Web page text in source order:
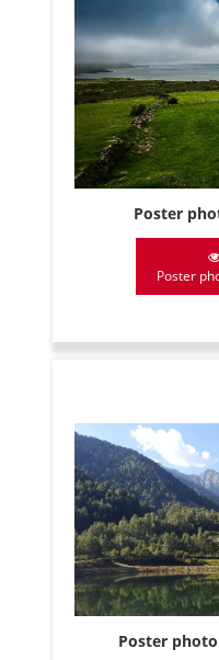
Poster
Poster
Poster